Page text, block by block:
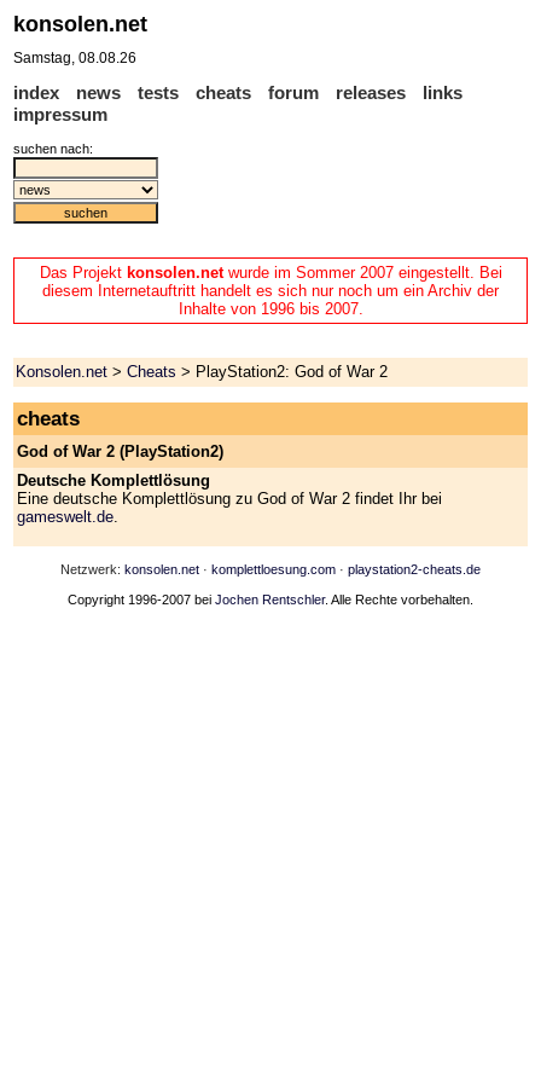
Das Projekt konsolen.netwurde im Sommer 2007 eingestellt. Bei
diesem Internetauftritt handelt es sich nur noch um ein Archiv der
Inhalte von 1996 bis 2007.
Konsolen.net >Cheats > PlayStation2: God of War 2
cheats
God of War 2 (PlayStation2)
Deutsche Komplettlösung
Eine deutsche Komplettlösung zu God of War 2 findet Ihr bei
gameswelt.de.
Netzwerk: konsolen.net · komplettloesung.com · playstation2-cheats.de
Copyright 1996-2007 bei Jochen Rentschler. Alle Rechte vorbehalten.
konsolen.net
Samstag, 08.08.26
index news tests cheats forum releases
links
impressum
suchen nach: